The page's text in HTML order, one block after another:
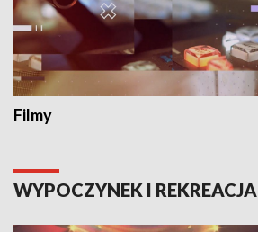
Filmy
WYPOCZYNEK I REKREACJA